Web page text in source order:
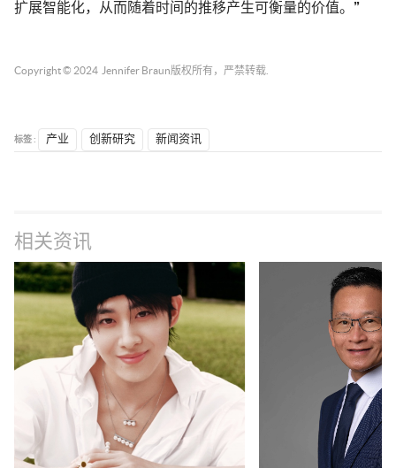
扩展智能化，从而随着时间的推移产生可衡量的价值。”
Copyright © 2024 Jennifer Braun 版权所有，严禁转载.
标签 : 产业 创新研究 新闻资讯
相关资讯